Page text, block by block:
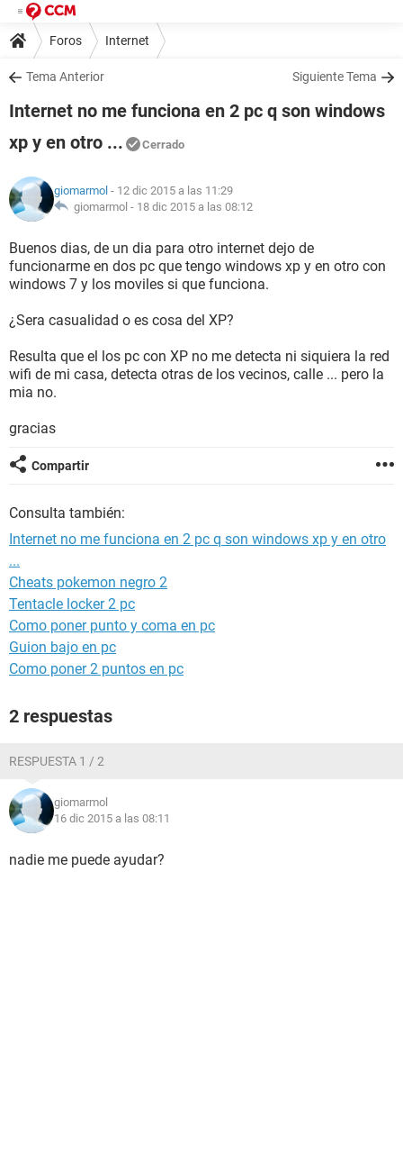
Foros Internet
Tema Anterior Siguiente Tema
Internet no me funciona en 2 pc q son windows
xp y en otro ...
Cerrado
giomarmol - 12 dic 2015 a las 11:29
giomarmol - 18 dic 2015 a las 08:12
Buenos dias, de un dia para otro internet dejo de
funcionarme en dos pc que tengo windows xp y en otro con
windows 7 y los moviles si que funciona.
¿Sera casualidad o es cosa del XP?
Resulta que el los pc con XP no me detecta ni siquiera la red
wifi de mi casa, detecta otras de los vecinos, calle ... pero la
mia no.
gracias
Compartir
Consulta también:
Internet no me funciona en 2 pc q son windows xp y en otro
...
Cheats pokemon negro 2
Tentacle locker 2 pc
Como poner punto y coma en pc
Guion bajo en pc
Como poner 2 puntos en pc
2 respuestas
RESPUESTA 1 / 2
giomarmol
16 dic 2015 a las 08:11
nadie me puede ayudar?